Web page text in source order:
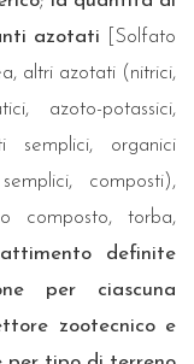
azotati [Solfato
altri azotati (nitrici,
azoto-potassici,
semplici, organici
composti),
composto, torba,
definite
per ciascuna
zootecnico e